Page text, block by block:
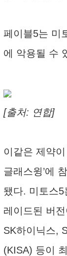
페이블5는 미
에 악용될 수
[출처: 연합]
이같은 제약이
글래스윙’에
됐다. 미토스5
레이드된 버
SK하이닉스,
(KISA) 등이